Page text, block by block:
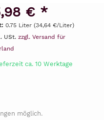
€ *
0.75 Liter (34,64 €/Liter)
USt. zzgl. Versand für
ca. 10 Werktage
möglich.